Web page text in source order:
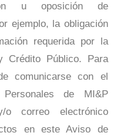
u oposición de
ejemplo, la obligación
requerida por la
Crédito Público. Para
comunicarse con el
de MI&P
o correo electrónico
en este Aviso de